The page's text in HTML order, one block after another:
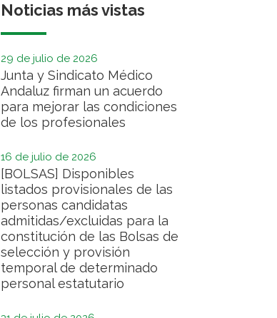
Noticias más vistas
29 de julio de 2026
Junta y Sindicato Médico
Andaluz firman un acuerdo
para mejorar las condiciones
de los profesionales
16 de julio de 2026
[BOLSAS] Disponibles
listados provisionales de las
personas candidatas
admitidas/excluidas para la
constitución de las Bolsas de
selección y provisión
temporal de determinado
personal estatutario